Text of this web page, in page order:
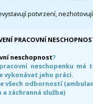
potvrzení,
PRACOVNÍ
neschopnost?
neschopenku
vykonávat jeho práci.
odborností
záchranná služba)